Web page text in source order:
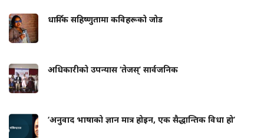
धार्मिक सहिष्णुतामा कविहरूको जोड
अधिकारीको उपन्यास ‘तेजस्’ सार्वजनिक
‘अनुवाद भाषाको ज्ञान मात्र होइन, एक सैद्धान्तिक विधा हो’